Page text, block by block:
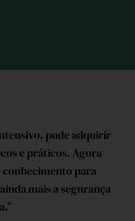
pude adquirir
e práticos. Agora
conhecimento para
mais a segurança